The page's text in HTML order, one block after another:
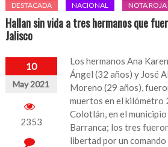
DESTACADA NACIONAL NOTA ROJA
Hallan sin vida a tres hermanos que
Jalisco
10
May 2021
2353
Los hermanos Ana
Ángel (32 años) y José
Moreno (29 años),
muertos en el kilómetro
Colotlán, en el
Barranca; los tres
libertad por un